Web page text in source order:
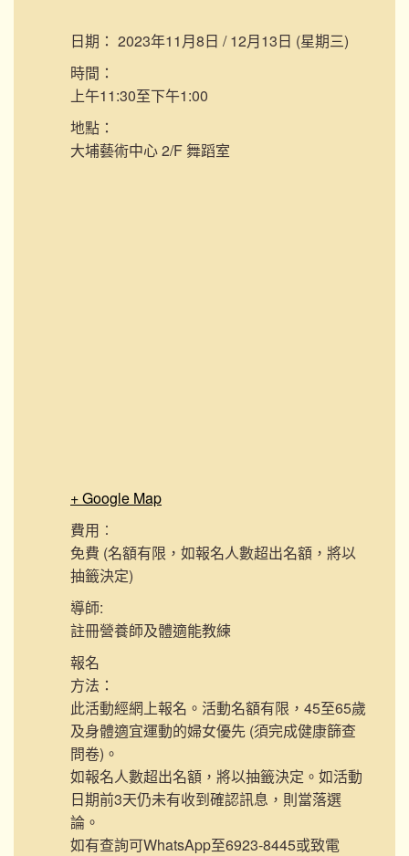
日期： 2023年11月8日 / 12月13日 (星期三)
時間：
上午11:30至下午1:00
地點：
大埔藝術中心 2/F 舞蹈室
+ Google Map
費用︰
免費 (名額有限，如報名人數超出名額，將以
抽籤決定)
導師:
註冊營養師及體適能教練
報名
方法：
此活動經網上報名。活動名額有限，45至65歲
及身體適宜運動的婦女優先 (須完成健康篩查
問卷)。
如報名人數超出名額，將以抽籤決定。如活動
日期前3天仍未有收到確認訊息，則當落選
論。
如有查詢可WhatsApp至6923-8445或致電